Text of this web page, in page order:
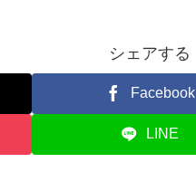
シェアする
Facebook
LINE